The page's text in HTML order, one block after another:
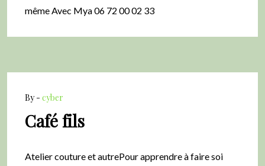
même Avec Mya 06 72 00 02 33
By - cyber
Café fils
Atelier couture et autrePour apprendre à faire soi